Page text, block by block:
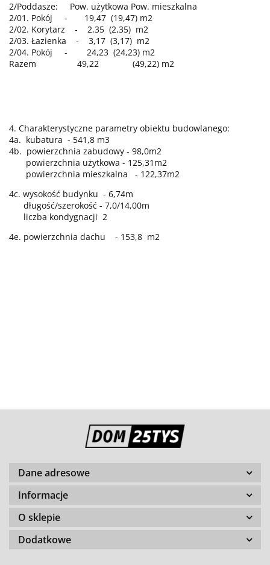
2/Poddasze: Pow. użytkowa Pow. mieszkalna
2/01. Pokój - 19,47 (19,47) m2
2/02. Korytarz - 2,35 (2,35) m2
2/03. Łazienka - 3,17 (3,17) m2
2/04. Pokój - 24,23 (24,23) m2
Razem 49,22 (49,22) m2
4. Charakterystyczne parametry obiektu budowlanego:
4a. kubatura - 541,8 m3
4b. powierzchnia zabudowy - 98,0m2
powierzchnia użytkowa - 125,31m2
powierzchnia mieszkalna - 122,37m2
4c. wysokość budynku - 6,74m
długość/szerokość - 7,0/14,00m
liczba kondygnacji 2
4e. powierzchnia dachu - 153,8 m2
Dane adresowe
Informacje
O sklepie
Dodatkowe